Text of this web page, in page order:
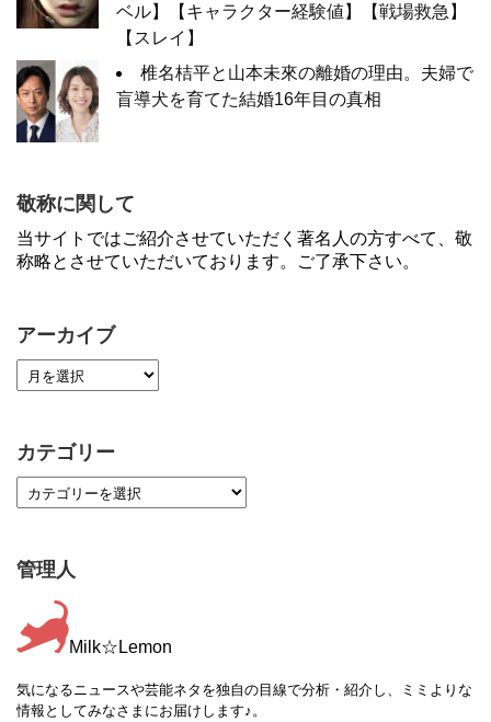
ベル】【キャラクター経験値】【戦場救急】
【スレイ】
椎名桔平と山本未來の離婚の理由。夫婦で
盲導犬を育てた結婚16年目の真相
敬称に関して
当サイトではご紹介させていただく著名人の方すべて、敬
称略とさせていただいております。ご了承下さい。
アーカイブ
カテゴリー
管理人
Milk☆Lemon
気になるニュースや芸能ネタを独自の目線で分析・紹介し、ミミよりな
情報としてみなさまにお届けします♪。